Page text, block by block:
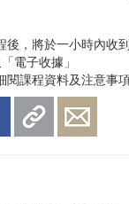
後，將於一小時內收
電子收據」
閱課程資料及注意事